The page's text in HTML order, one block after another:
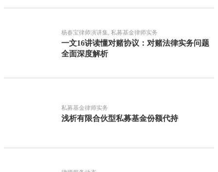
杨春宝律师演讲集, 私募基金律师实务
一文16讲读懂对赌协议：对赌法律实务问题
全面深度解析
私募基金律师实务
浅析有限合伙型私募基金份额代持